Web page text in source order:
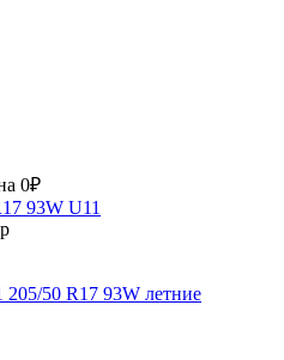
0₽
50 R17 93W летние